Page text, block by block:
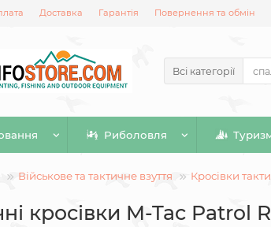
Доставка Гарантія Повернення та обмін
Всі категорії
Риболовля
Військове та тактичне взуття Кросівки
кросівки M-Tac Patrol